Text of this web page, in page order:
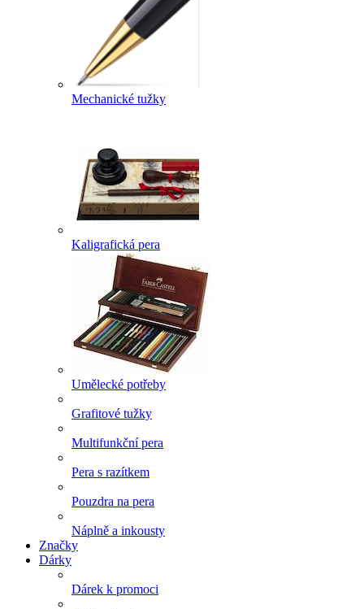
Mechanické tužky
Kaligrafická pera
Umělecké potřeby
Grafitové tužky
Multifunkční pera
Pera s razítkem
Pouzdra na pera
Náplně a inkousty
Značky
Dárky
Dárek k promoci